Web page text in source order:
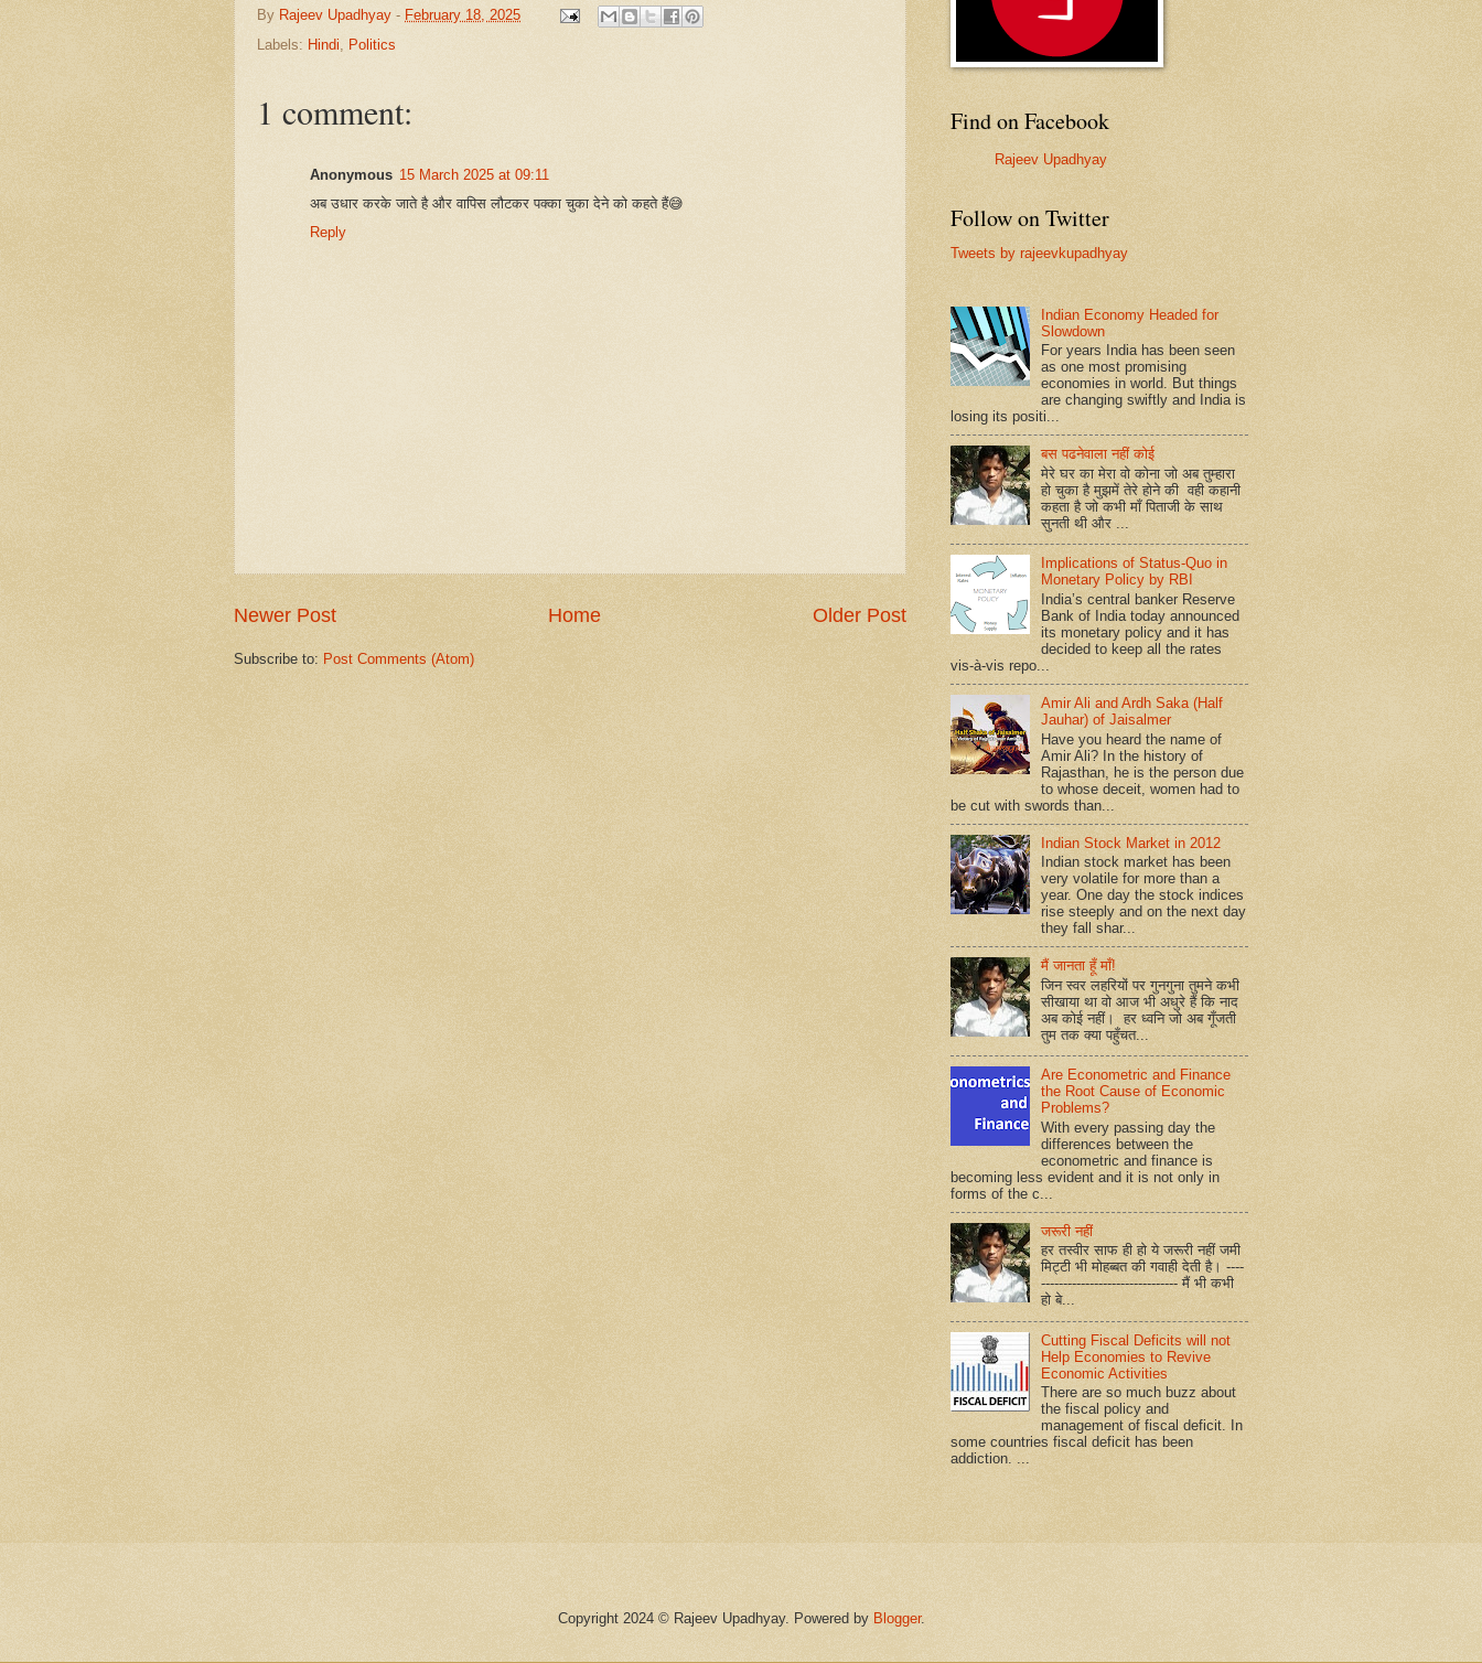
By Rajeev Upadhyay - February 18, 2025
Labels: Hindi Politics
1 comment:
Anonymous 15 March 2025 at 09:11
अब उधार करके जाते है और वापिस लौटकर पक्का चुका देने को कहते हैं😅
Reply
Newer Post Older Post
Home
Subscribe to: Post Comments (Atom)
Find on Facebook
Rajeev Upadhyay
Follow on Twitter
Tweets by rajeevkupadhyay
Indian Economy Headed for
Slowdown
For years India has been seen
as one most promising
economies in world. But things
are changing swiftly and India is
losing its positi...
बस पढनेवाला नहीं कोई
मेरे घर का मेरा वो कोना जो अब तुम्हारा
हो चुका है मुझमें तेरे होने की वही कहानी
कहता है जो कभी माँ पिताजी के साथ
सुनती थी और ...
Implications of Status-Quo in
Monetary Policy by RBI
India’s central banker Reserve
Bank of India today announced
its monetary policy and it has
decided to keep all the rates
vis-à-vis repo...
Amir Ali and Ardh Saka (Half
Jauhar) of Jaisalmer
Have you heard the name of
Amir Ali? In the history of
Rajasthan, he is the person due
to whose deceit, women had to
be cut with swords than...
Indian Stock Market in 2012
Indian stock market has been
very volatile for more than a
year. One day the stock indices
rise steeply and on the next day
they fall shar...
मैं जानता हूँ माँ!
जिन स्वर लहरियों पर गुनगुना तुमने कभी
सीखाया था वो आज भी अधुरे हैं कि नाद
अब कोई नहीं। हर ध्वनि जो अब गूँजती
तुम तक क्या पहुँचत...
Are Econometric and Finance
the Root Cause of Economic
Problems?
With every passing day the
differences between the
econometric and finance is
becoming less evident and it is not only in
forms of the c...
जरूरी नहीं
हर तस्वीर साफ ही हो ये जरूरी नहीं जमी
मिट्टी भी मोहब्बत की गवाही देती है। ----
------------------------------- मैं भी कभी
हो बे...
Cutting Fiscal Deficits will not
Help Economies to Revive
Economic Activities
There are so much buzz about
the fiscal policy and
management of fiscal deficit. In
some countries fiscal deficit has been
addiction. ...
Copyright 2024 © Rajeev Upadhyay. Powered by Blogger.